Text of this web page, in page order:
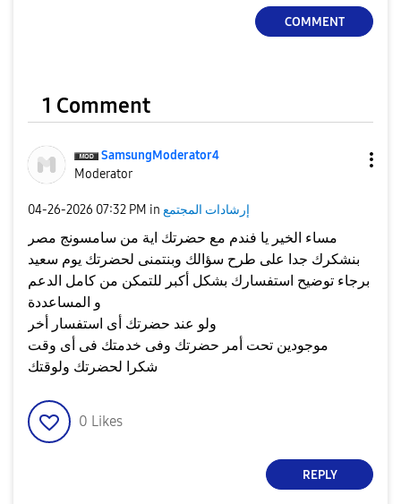
COMMENT
1 Comment
SamsungModerator4
Moderator
‎04-26-2026 07:32 PM in إرشادات المجتمع
مساء الخير يا فندم مع حضرتك اية من سامسونج مصر
بنشكرك جدا على طرح سؤالك وبنتمنى لحضرتك يوم سعيد
برجاء توضيح استفسارك بشكل أكبر للتمكن من كامل الدعم
و المساعددة
ولو عند حضرتك أى استفسار أخر
موجودين تحت أمر حضرتك وفى خدمتك فى أى وقت
شكرا لحضرتك ولوقتك
0 Likes
REPLY